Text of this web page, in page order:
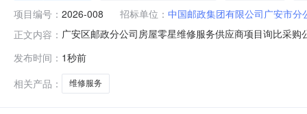
项目编号： 2026-008 招标单位： 中国邮政集团有限公司广安市分
正文内容： 广安区邮政分公司房屋零星维修服务供应商项目询比采
文件并参与询比。一、项目名称：广安区邮政分公司零
元（不含）以下的零星维修服务项目）
发布时间： 1秒前
相关产品：
维修服务